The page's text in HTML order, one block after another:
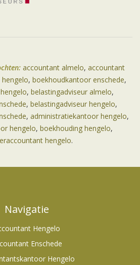
accountant almelo, accountant
, boekhoudkantoor enschede,
, belastingadviseur almelo,
, belastingadviseur hengelo,
, administratiekantoor hengelo,
hengelo, boekhouding hengelo,
hengelo.
Navigatie
Hengelo
Enschede
Hengelo